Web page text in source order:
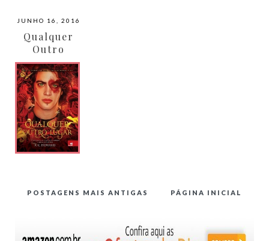
JUNHO 16, 2016
Qualquer
Outro
Lugar por
A.G.
Howard
POSTAGENS MAIS ANTIGAS PÁGINA INICIAL